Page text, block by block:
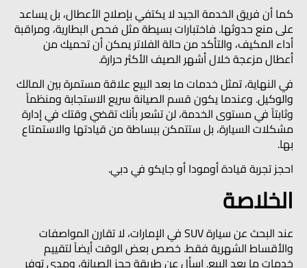
كما أن فريق الخدمة الجيد لا يكتفي بإصلاح الأعطال، بل يساعد
على منع حدوثها. فاختبارات بسيطة مثل فحص البطارية، ومراقبة
أداء المكيف، والتأكد من حالة الفلاتر يمكن أن تحميك من
أعطال مزعجة خلال أشهر الصيف الأكثر حرارة.
في النهاية، تمثل خدمات ما بعد البيع علاقة مستمرة بين المالك
والوكيل. وعندما يكون قسم الصيانة سريع الاستجابة ومنظماً
وثابتاً في مستوى الخدمة، لن تشعر بأنك تقضي وقتك في إدارة
مشكلات السيارة، بل ستتمكن ببساطة من قيادتها والاستمتاع
بها.
احجز تجربة قيادة أومودا أو جايكو في دبي.
الخلاصة
عند البحث عن سيارة SUV في الإمارات، لا تقارن المواصفات
والأقساط الشهرية فقط. خصص بعض الوقت أيضاً لتقييم
خدمات ما بعد البيع. اسأل عن طريقة حجز الصيانة، ومدى توفر